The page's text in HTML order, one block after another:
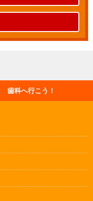
歯科へ行こう！